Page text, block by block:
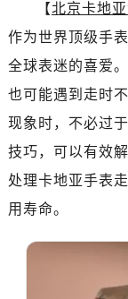
【北京卡地
作为世界顶级手
全球表迷的喜爱
也可能遇到走时
现象时，不必过
技巧，可以有效
处理卡地亚手表
用寿命。